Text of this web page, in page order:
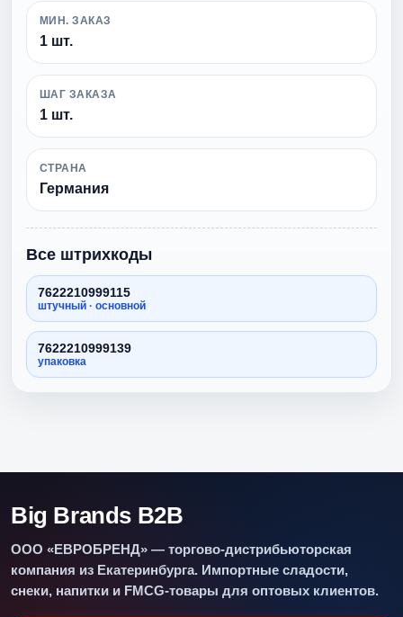
МИН. ЗАКАЗ
1 шт.
ШАГ ЗАКАЗА
1 шт.
СТРАНА
Германия
Все штрихкоды
7622210999115
штучный · основной
7622210999139
упаковка
Big Brands B2B
ООО «ЕВРОБРЕНД» — торгово-дистрибьюторская
компания из Екатеринбурга. Импортные сладости,
снеки, напитки и FMCG-товары для оптовых клиентов.